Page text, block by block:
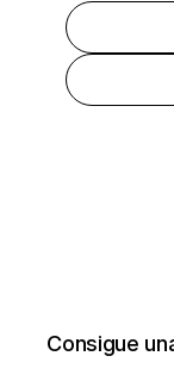
Consigue